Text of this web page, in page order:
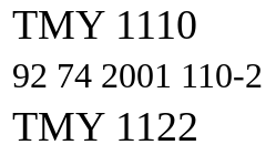
TMY 1110
92 74 2001 110-2
TMY 1122